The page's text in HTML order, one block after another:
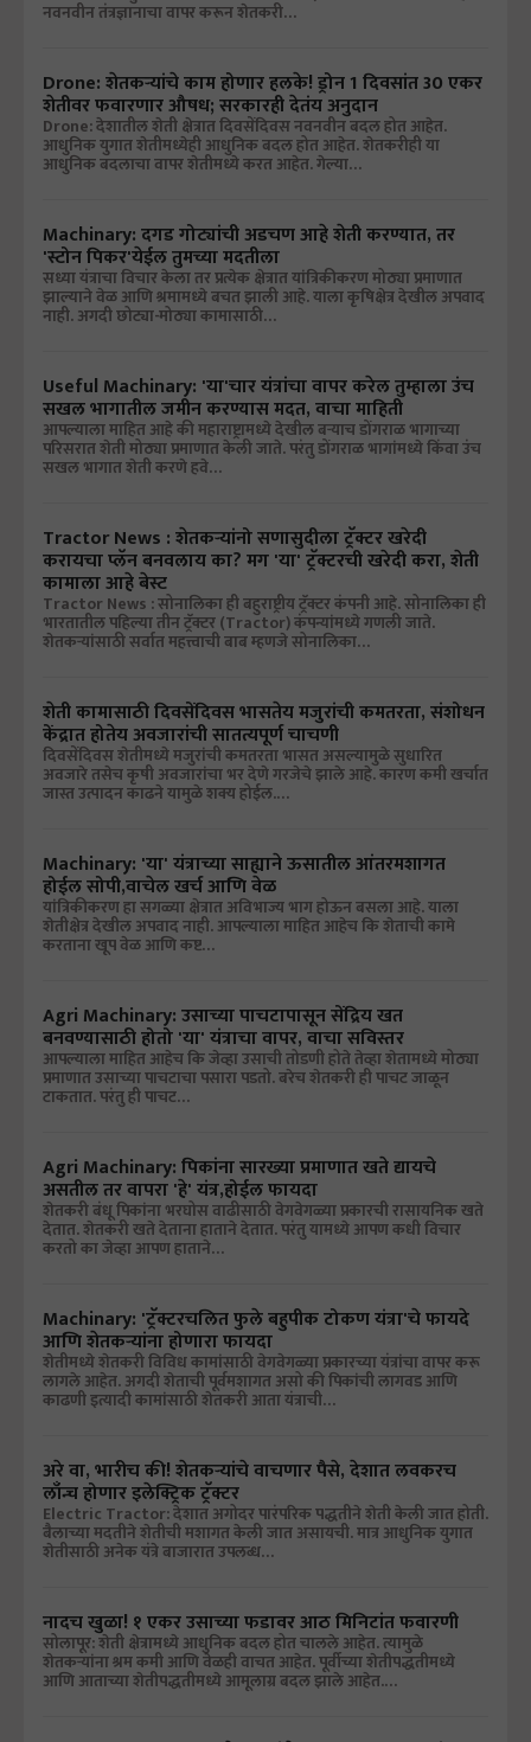
नवनवीन तंत्रज्ञानाचा वापर करून शेतकरी…
Drone: शेतकऱ्यांचे काम होणार हलके! ड्रोन 1 दिवसांत 30 एकर
शेतीवर फवारणार औषध; सरकारही देतंय अनुदान
Drone: देशातील शेती क्षेत्रात दिवसेंदिवस नवनवीन बदल होत आहेत.
आधुनिक युगात शेतीमध्येही आधुनिक बदल होत आहेत. शेतकरीही या
आधुनिक बदलाचा वापर शेतीमध्ये करत आहेत. गेल्या…
Machinary: दगड गोट्यांची अडचण आहे शेती करण्यात, तर
'स्टोन पिकर'येईल तुमच्या मदतीला
सध्या यंत्राचा विचार केला तर प्रत्येक क्षेत्रात यांत्रिकीकरण मोठ्या प्रमाणात
झाल्याने वेळ आणि श्रमामध्ये बचत झाली आहे. याला कृषिक्षेत्र देखील अपवाद
नाही. अगदी छोट्या-मोठ्या कामासाठी…
Useful Machinary: 'या'चार यंत्रांचा वापर करेल तुम्हाला उंच
सखल भागातील जमीन करण्यास मदत, वाचा माहिती
आपल्याला माहित आहे की महाराष्ट्रामध्ये देखील बऱ्याच डोंगराळ भागाच्या
परिसरात शेती मोठ्या प्रमाणात केली जाते. परंतु डोंगराळ भागांमध्ये किंवा उंच
सखल भागात शेती करणे हवे…
Tractor News : शेतकऱ्यांनो सणासुदीला ट्रॅक्टर खरेदी
करायचा प्लॅन बनवलाय का? मग 'या' ट्रॅक्टरची खरेदी करा, शेती
कामाला आहे बेस्ट
Tractor News : सोनालिका ही बहुराष्ट्रीय ट्रॅक्टर कंपनी आहे. सोनालिका ही
भारतातील पहिल्या तीन ट्रॅक्टर (Tractor) कंपन्यांमध्ये गणली जाते.
शेतकऱ्यांसाठी सर्वात महत्त्वाची बाब म्हणजे सोनालिका…
शेती कामासाठी दिवसेंदिवस भासतेय मजुरांची कमतरता, संशोधन
केंद्रात होतेय अवजारांची सातत्यपूर्ण चाचणी
दिवसेंदिवस शेतीमध्ये मजुरांची कमतरता भासत असल्यामुळे सुधारित
अवजारे तसेच कृषी अवजारांचा भर देणे गरजेचे झाले आहे. कारण कमी खर्चात
जास्त उत्पादन काढने यामुळे शक्य होईल.…
Machinary: 'या' यंत्राच्या साह्याने ऊसातील आंतरमशागत
होईल सोपी,वाचेल खर्च आणि वेळ
यांत्रिकीकरण हा सगळ्या क्षेत्रात अविभाज्य भाग होऊन बसला आहे. याला
शेतीक्षेत्र देखील अपवाद नाही. आपल्याला माहित आहेच कि शेताची कामे
करताना खूप वेळ आणि कष्ट…
Agri Machinary: उसाच्या पाचटापासून सेंद्रिय खत
बनवण्यासाठी होतो 'या' यंत्राचा वापर, वाचा सविस्तर
आपल्याला माहित आहेच कि जेव्हा उसाची तोडणी होते तेव्हा शेतामध्ये मोठ्या
प्रमाणात उसाच्या पाचटाचा पसारा पडतो. बरेच शेतकरी ही पाचट जाळून
टाकतात. परंतु ही पाचट…
Agri Machinary: पिकांना सारख्या प्रमाणात खते द्यायचे
असतील तर वापरा 'हे' यंत्र,होईल फायदा
शेतकरी बंधू पिकांना भरघोस वाढीसाठी वेगवेगळ्या प्रकारची रासायनिक खते
देतात. शेतकरी खते देताना हाताने देतात. परंतु यामध्ये आपण कधी विचार
करतो का जेव्हा आपण हाताने…
Machinary: 'ट्रॅक्टरचलित फुले बहुपीक टोकण यंत्रा'चे फायदे
आणि शेतकऱ्यांना होणारा फायदा
शेतीमध्ये शेतकरी विविध कामांसाठी वेगवेगळ्या प्रकारच्या यंत्रांचा वापर करू
लागले आहेत. अगदी शेताची पूर्वमशागत असो की पिकांची लागवड आणि
काढणी इत्यादी कामांसाठी शेतकरी आता यंत्राची…
अरे वा, भारीच की! शेतकऱ्यांचे वाचणार पैसे, देशात लवकरच
लाँन्च होणार इलेक्ट्रिक ट्रॅक्टर
Electric Tractor: देशात अगोदर पारंपरिक पद्धतीने शेती केली जात होती.
बैलाच्या मदतीने शेतीची मशागत केली जात असायची. मात्र आधुनिक युगात
शेतीसाठी अनेक यंत्रे बाजारात उपलब्ध…
नादच खुळा! १ एकर उसाच्या फडावर आठ मिनिटांत फवारणी
सोलापूर: शेती क्षेत्रामध्ये आधुनिक बदल होत चालले आहेत. त्यामुळे
शेतकऱ्यांना श्रम कमी आणि वेळही वाचत आहेत. पूर्वीच्या शेतीपद्धतीमध्ये
आणि आताच्या शेतीपद्धतीमध्ये आमूलाग्र बदल झाले आहेत.…